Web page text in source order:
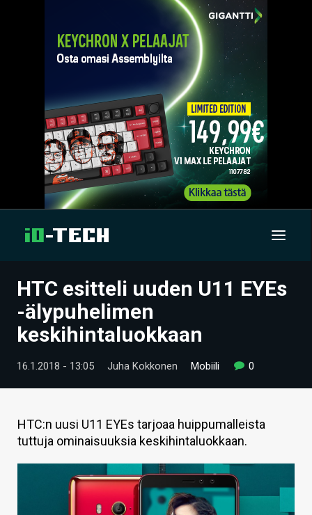
UUTISET
ARTIKKELIT
VIDEOT
TECHBBS
TIETOA
HINTA.FI
HTC esitteli uuden U11 EYEs
-älypuhelimen
keskihintaluokkaan
16.1.2018 - 13:05 Juha Kokkonen Mobiili 0
HTC:n uusi U11 EYEs tarjoaa huippumalleista
tuttuja ominaisuuksia keskihintaluokkaan.